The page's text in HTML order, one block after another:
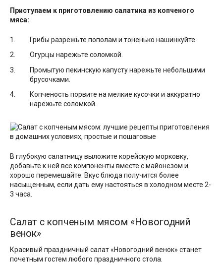
Приступаем к приготовлению салатика из копченого
мяса:
Грибы разрежьте пополам и тоненько нашинкуйте.
Огурцы нарежьте соломкой.
Промытую пекинскую капусту нарежьте небольшими
брусочками.
Копченость порвите на мелкие кусочки и аккуратно
нарежьте соломкой.
В глубокую салатницу выложите корейскую морковку,
добавьте к ней все компоненты вместе с майонезом и
хорошо перемешайте. Вкус блюда получится более
насыщенным, если дать ему настояться в холодном месте 2-
3 часа.
Салат с копченым мясом «Новогодний
венок»
Красивый праздничный салат «Новогодний венок» станет
почетным гостем любого праздничного стола.